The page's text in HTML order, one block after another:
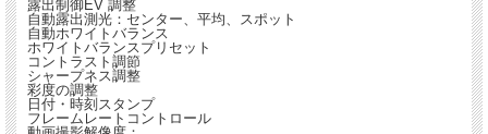
露出制御EV 調整
自動露出測光：センター、平均、スポット
自動ホワイトバランス
ホワイトバランスプリセット
コントラスト調節
シャープネス調整
彩度の調整
日付・時刻スタンプ
フレームレートコントロール